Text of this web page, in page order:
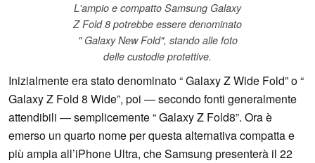
L'ampio e compatto Samsung Galaxy
Z Fold 8 potrebbe essere denominato
" Galaxy New Fold", stando alle foto
delle custodie protettive.
Inizialmente era stato denominato “ Galaxy Z Wide Fold” o “
Galaxy Z Fold 8 Wide”, poi — secondo fonti generalmente
attendibili — semplicemente “ Galaxy Z Fold8”. Ora è
emerso un quarto nome per questa alternativa compatta e
più ampia all’iPhone Ultra, che Samsung presenterà il 22